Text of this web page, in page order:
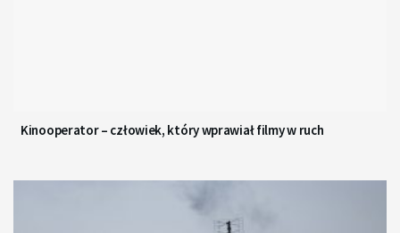
Kinooperator – człowiek, który wprawiał filmy w ruch